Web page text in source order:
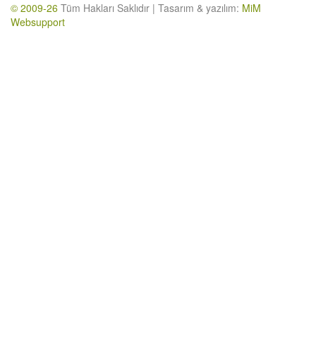
© 2009-26 Tüm Hakları Saklıdır | Tasarım & yazılım: MiM
Websupport